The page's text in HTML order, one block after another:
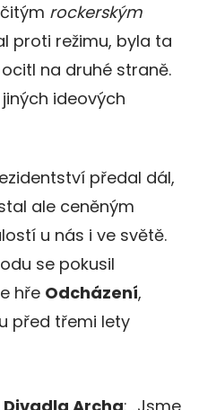
rockerským
proti režimu, byla ta
na druhé straně.
ideových
předal dál,
ale ceněným
u nás i ve světě.
se pokusil
hře Odcházení,
před třemi lety